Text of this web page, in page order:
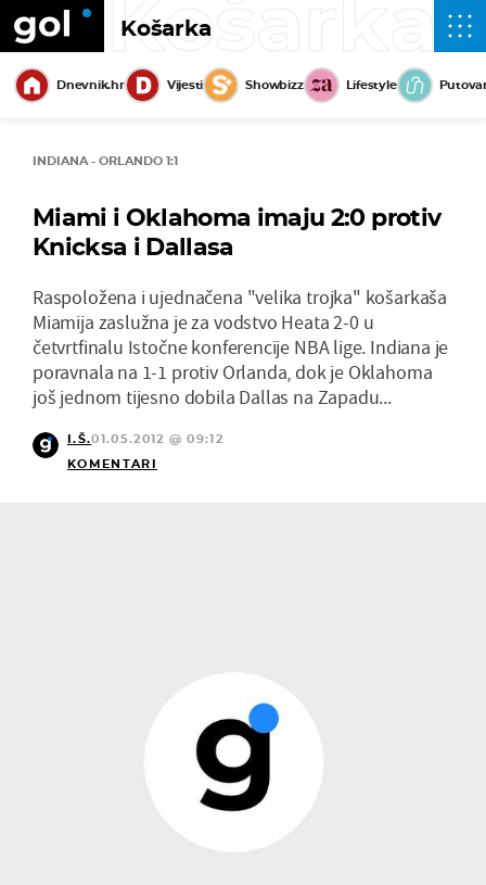
Košarka
Košarka
Dnevnik.hr Vijesti Showbizz Lifestyle
INDIANA - ORLANDO 1:1
Miami i Oklahoma imaju 2:0 protiv
Knicksa i Dallasa
Raspoložena i ujednačena "velika trojka" košarkaša
Miamija zaslužna je za vodstvo Heata 2-0 u
četvrtfinalu Istočne konferencije NBA lige. Indiana je
poravnala na 1-1 protiv Orlanda, dok je Oklahoma
još jednom tijesno dobila Dallas na Zapadu...
I.Š.01.05.2012 @ 09:12
KOMENTARI